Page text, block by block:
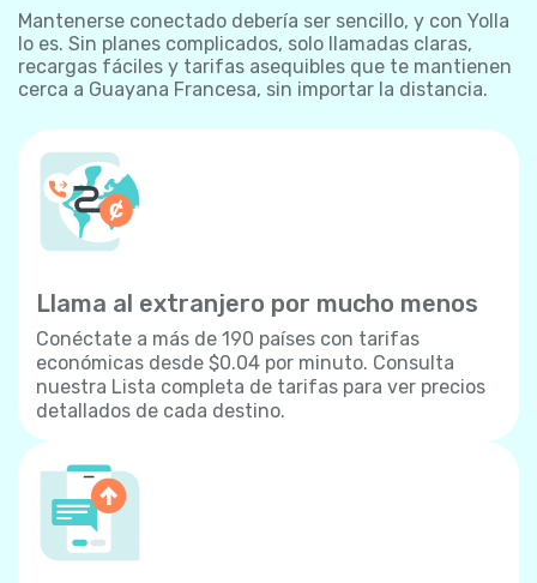
Mantenerse conectado debería ser sencillo, y con Yolla
lo es. Sin planes complicados, solo llamadas claras,
recargas fáciles y tarifas asequibles que te mantienen
cerca a Guayana Francesa, sin importar la distancia.
Llama al extranjero por mucho menos
Conéctate a más de 190 países con tarifas
económicas desde $0.04 por minuto. Consulta
nuestra Lista completa de tarifas para ver precios
detallados de cada destino.